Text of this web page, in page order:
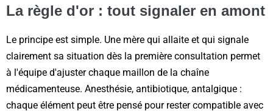
La règle d'or : tout signaler en amont
Le principe est simple. Une mère qui allaite et qui signale
clairement sa situation dès la première consultation permet
à l'équipe d'ajuster chaque maillon de la chaîne
médicamenteuse. Anesthésie, antibiotique, antalgique :
chaque élément peut être pensé pour rester compatible avec